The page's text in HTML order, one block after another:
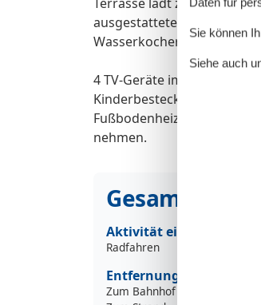
ausgestattete offene
Wasserkocher, Backofen,
4 TV-Geräte im Wohn- u.
Kinderbesteck und
Fußbodenheizung im
nehmen.
Gesamte
Aktivität einrichtungen
Radfahren
Entfernungen
Zum Bahnhof
Sie können
Siehe auch